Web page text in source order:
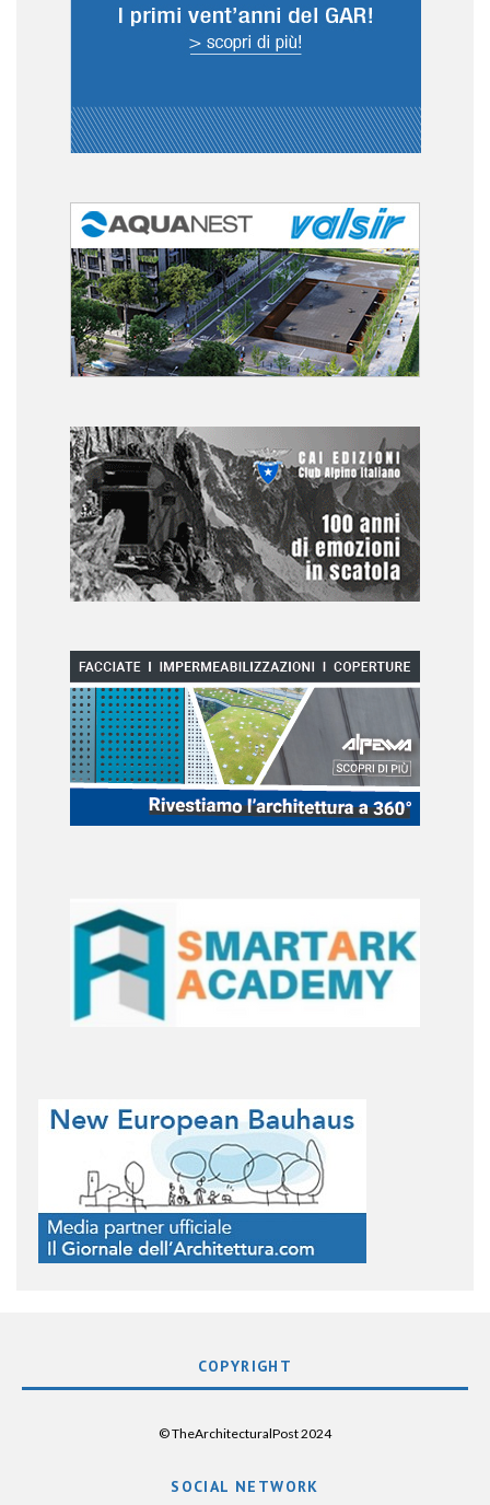
COPYRIGHT
© TheArchitecturalPost 2024
SOCIAL NETWORK